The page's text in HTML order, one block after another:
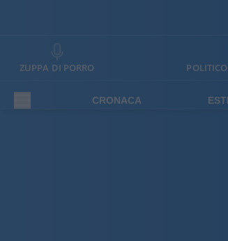
ZUPPA DI PORRO
CRONACA